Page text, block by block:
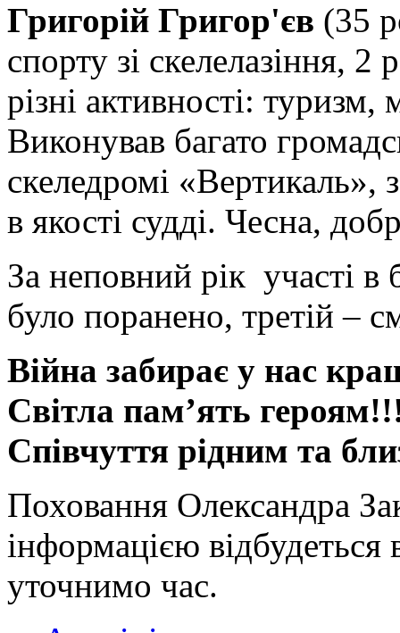
Григорій Григор'єв (35
спорту зі скелелазіння,
різні активності:
Виконував багато
скеледромі «Вертикаль»,
в якості судді. Чесна,
За неповний рік участі в
було поранено, третій –
Війна забирає у нас
Світла пам’ять
Співчуття рідним та
Поховання Олександра
інформацією
уточнимо час.